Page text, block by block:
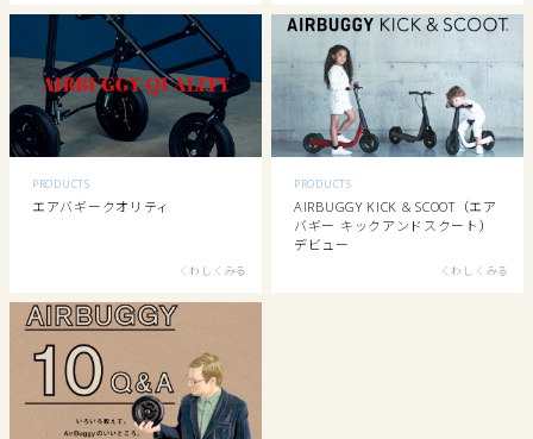
PRODUCTS
エアバギークオリティ
くわしくみる
PRODUCTS
AIRBUGGY KICK & SCOOT（エア
バギー キックアンドスクート）
デビュー
くわしくみる